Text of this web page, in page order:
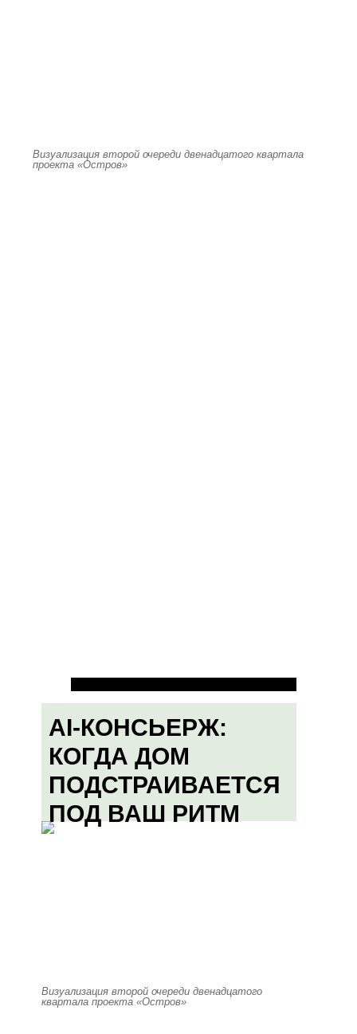
Визуализация второй очереди двенадцатого квартала
проекта «Остров»
AI-КОНСЬЕРЖ:
КОГДА ДОМ
ПОДСТРАИВАЕТСЯ
ПОД ВАШ РИТМ
Визуализация второй очереди двенадцатого
квартала проекта «Остров»